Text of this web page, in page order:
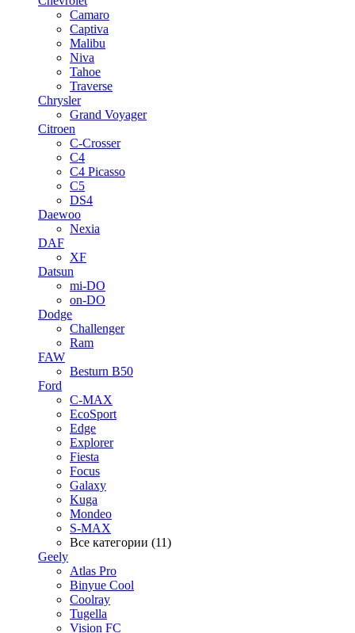
Camaro
Captiva
Malibu
Niva
Tahoe
Traverse
Chrysler
Grand Voyager
Citroen
C-Crosser
C4
C4 Picasso
C5
DS4
Daewoo
Nexia
DAF
XF
Datsun
mi-DO
on-DO
Dodge
Challenger
Ram
FAW
Besturn B50
Ford
C-MAX
EcoSport
Edge
Explorer
Fiesta
Focus
Galaxy
Kuga
Mondeo
S-MAX
Все категории (11)
Geely
Atlas Pro
Binyue Cool
Coolray
Tugella
Vision FC